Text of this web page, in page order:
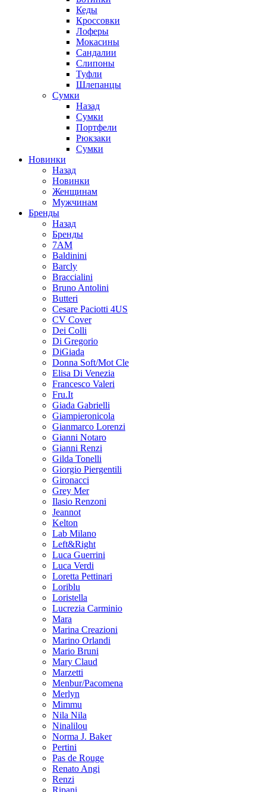
Кеды
Кроссовки
Лоферы
Мокасины
Сандалии
Слипоны
Туфли
Шлепанцы
Сумки
Назад
Сумки
Портфели
Рюкзаки
Сумки
Новинки
Назад
Новинки
Женщинам
Мужчинам
Бренды
Назад
Бренды
7AM
Baldinini
Barcly
Braccialini
Bruno Antolini
Butteri
Cesare Paciotti 4US
CV Cover
Dei Colli
Di Gregorio
DiGiada
Donna Soft/Mot Cle
Elisa Di Venezia
Francesco Valeri
Fru.It
Giada Gabrielli
Giampieronicola
Gianmarco Lorenzi
Gianni Notaro
Gianni Renzi
Gilda Tonelli
Giorgio Piergentili
Gironacci
Grey Mer
Ilasio Renzoni
Jeannot
Kelton
Lab Milano
Left&Right
Luca Guerrini
Luca Verdi
Loretta Pettinari
Loriblu
Loristella
Lucrezia Carminio
Mara
Marina Creazioni
Marino Orlandi
Mario Bruni
Mary Claud
Marzetti
Menbur/Pacomena
Merlyn
Mimmu
Nila Nila
Ninalilou
Norma J. Baker
Pertini
Pas de Rouge
Renato Angi
Renzi
Ripani